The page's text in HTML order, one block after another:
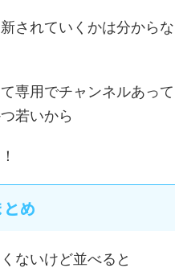
されていくかは分からな
専用でチャンネルあって
若いから
め
ないけど並べると